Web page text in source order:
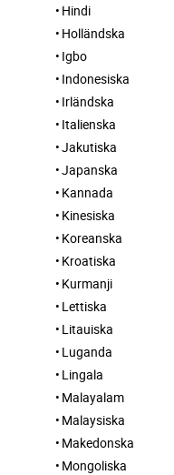
Hindi
Holländska
Igbo
Indonesiska
Irländska
Italienska
Jakutiska
Japanska
Kannada
Kinesiska
Koreanska
Kroatiska
Kurmanji
Lettiska
Litauiska
Luganda
Lingala
Malayalam
Malaysiska
Makedonska
Mongoliska